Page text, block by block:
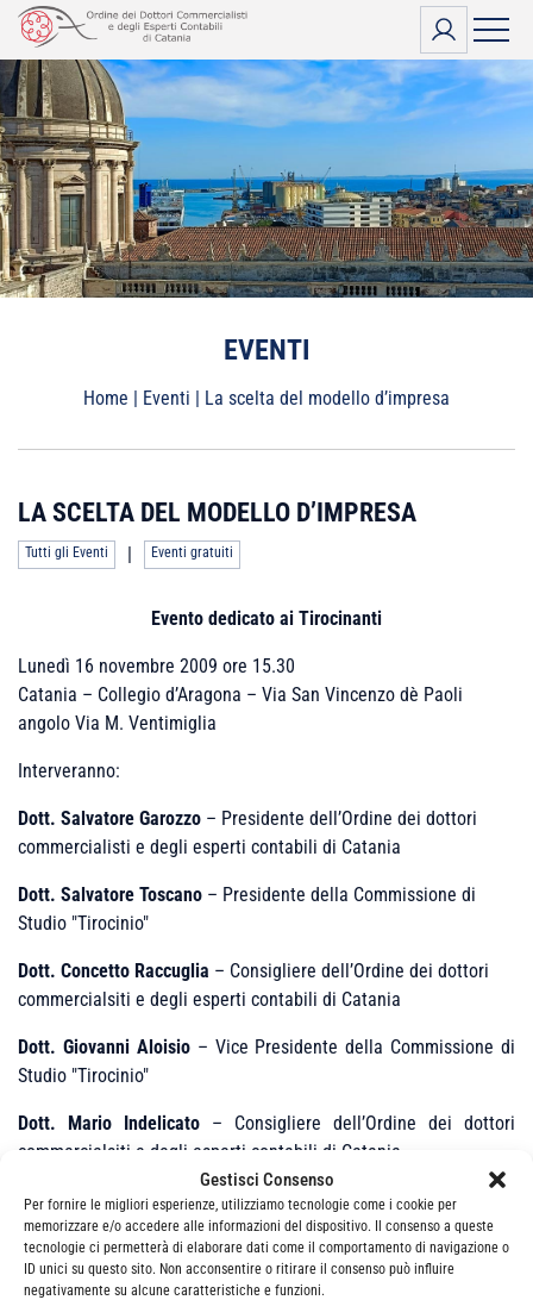
Gestisci Consenso
Per fornire le migliori esperienze, utilizziamo tecnologie come i cookie per
memorizzare e/o accedere alle informazioni del dispositivo. Il consenso a queste
tecnologie ci permetterà di elaborare dati come il comportamento di navigazione o
ID unici su questo sito. Non acconsentire o ritirare il consenso può influire
negativamente su alcune caratteristiche e funzioni.
Vai
contenuto
EVENTI
Home | Eventi | La scelta del modello d’impresa
LA SCELTA DEL MODELLO D’IMPRESA
Tutti gli Eventi | Eventi gratuiti
Evento dedicato ai Tirocinanti
Lunedì 16 novembre 2009 ore 15.30
Catania – Collegio d’Aragona – Via San Vincenzo dè Paoli
angolo Via M. Ventimiglia
Interveranno:
Dott. Salvatore Garozzo – Presidente dell’Ordine dei dottori
commercialisti e degli esperti contabili di Catania
Dott. Salvatore Toscano – Presidente della Commissione di
Studio "Tirocinio"
Dott. Concetto Raccuglia – Consigliere dell’Ordine dei dottori
commercialsiti e degli esperti contabili di Catania
Dott. Giovanni Aloisio – Vice Presidente della Commissione di
Studio "Tirocinio"
Dott. Mario Indelicato – Consigliere dell’Ordine dei dottori
commercialsiti e degli esperti contabili di Catania
Per partecipare èobbligatoria l’iscrizione e la compilazione
della scheda di iscrizione all’evento